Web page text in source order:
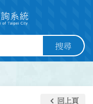
搜尋
keyboard_arrow_left 回上頁